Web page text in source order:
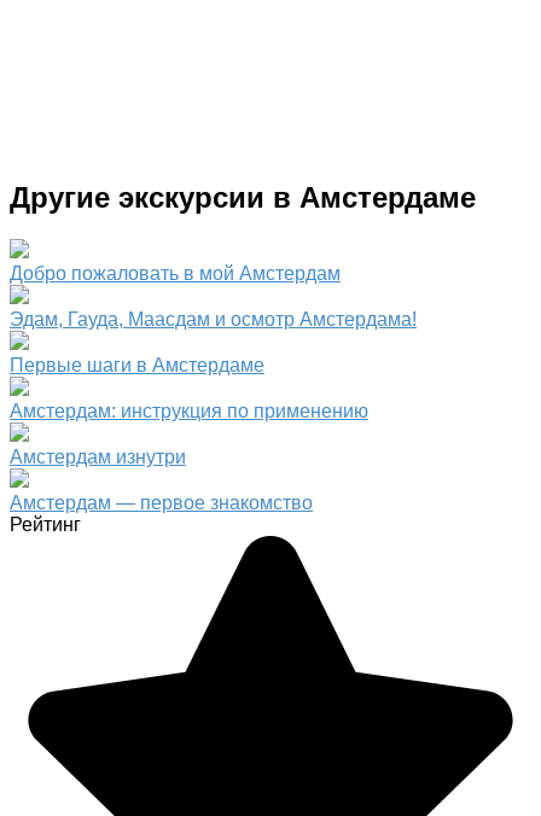
Другие экскурсии в Амстердаме
Добро пожаловать в мой Амстердам
Эдам, Гауда, Маасдам и осмотр Амстердама!
Первые шаги в Амстердаме
Амстердам: инструкция по применению
Амстердам изнутри
Амстердам — первое знакомство
Рейтинг